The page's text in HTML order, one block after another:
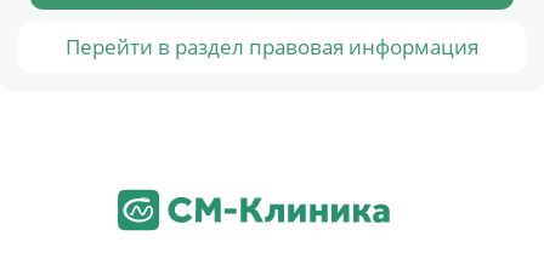
Перейти в раздел правовая информация